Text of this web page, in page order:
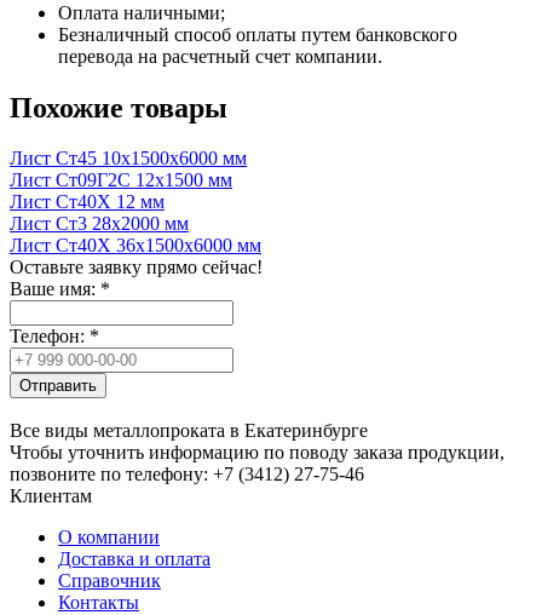
Оплата наличными;
Безналичный способ оплаты путем банковского
перевода на расчетный счет компании.
Похожие товары
Лист Ст45 10x1500x6000 мм
Лист Ст09Г2С 12x1500 мм
Лист Ст40Х 12 мм
Лист Ст3 28x2000 мм
Лист Ст40Х 36x1500x6000 мм
Оставьте заявку прямо сейчас!
Ваше имя: *
Телефон: *
Отправить
Все виды металлопроката в Екатеринбурге
Чтобы уточнить информацию по поводу заказа продукции,
позвоните по телефону: +7 (3412) 27-75-46
Клиентам
О компании
Доставка и оплата
Справочник
Контакты